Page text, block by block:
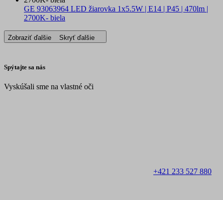
GE 93063964 LED žiarovka 1x5.5W | E14 | P45 | 470lm |
2700K- biela
Zobraziť ďalšie Skryť ďalšie
Spýtajte sa nás
Vyskúšali sme na vlastné oči
+421 233 527 880